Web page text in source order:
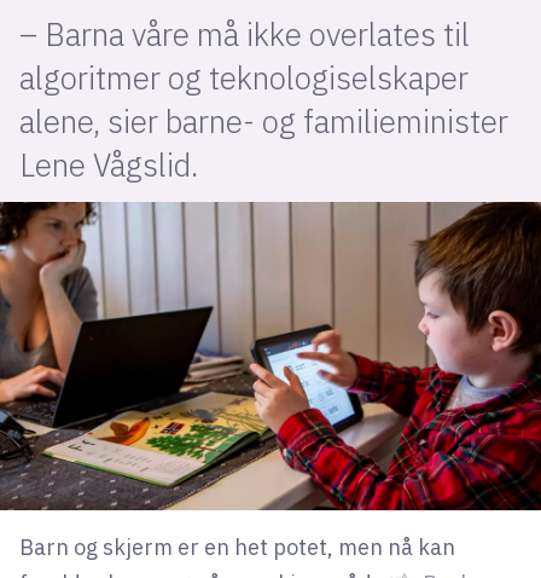
– Barna våre må ikke overlates til
algoritmer og teknologiselskaper
alene, sier barne- og familieminister
Lene Vågslid.
Barn og skjerm er en het potet, men nå kan
tilgjengelighet
ukas koder
hobby
lys modus
mørk modus
nyhetsbrev
kode24-klubben
LinkedIn
Bluesky
Facebook
annonsepriser